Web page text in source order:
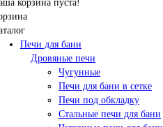
корзина пуста!
Печи для бани
Дровяные печи
Чугунные
Печи для бани в сетке
Печи под обкладку
Стальные печи для бани